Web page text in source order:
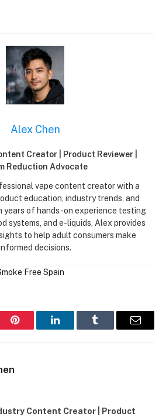
Alex Chen
Creator | Product Reviewer |
Reduction Advocate
vape content creator with a
education, industry trends, and
years of hands-on experience testing
systems, and e-liquids, Alex provides
to help adult consumers make
decisions.
Free Spain
Pinterest LinkedInTumblr
Correo
Content Creator | Product